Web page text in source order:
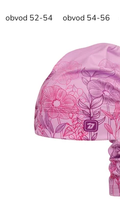
obvod 52-54 obvod 54-56